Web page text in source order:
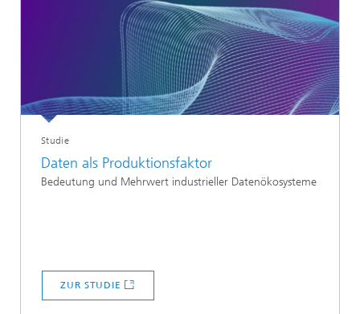
Studie
Daten als Produktionsfaktor
Bedeutung und Mehrwert industrieller Datenökosysteme
ZUR STUDIE